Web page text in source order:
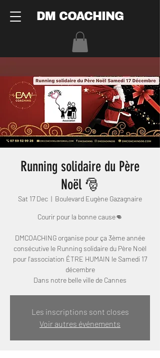
DM COACHING
Running solidaire du Père
Noël 🎅
Sat 17 Dec
  |
Boulevard Eugène Gazagnaire
Courir pour la bonne cause👊
DMCOACHING organise pour ça 3ème année
consécutive le Running solidaire du Père Noël
pour l'association ÊTRE HUMAIN le Samedi 17
décembre
Dans notre belle ville de Cannes
Les inscriptions sont closes
Voir autres événements